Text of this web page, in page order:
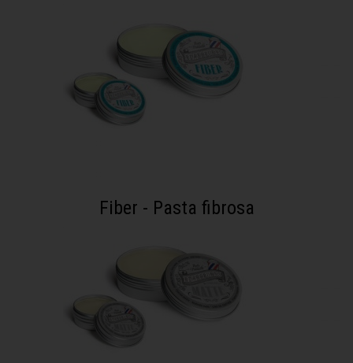
Fiber - Pasta fibrosa